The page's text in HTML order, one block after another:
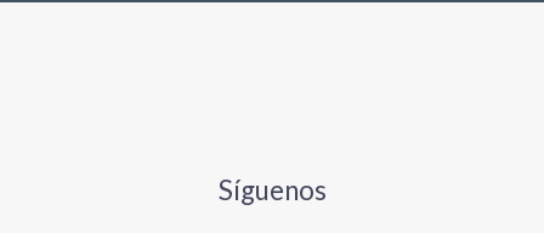
Síguenos